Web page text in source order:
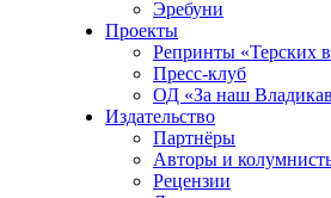
Эребуни
Проекты
Репринты «Терских
Пресс-клуб
ОД «За наш
Издательство
Партнёры
Авторы и
Рецензии